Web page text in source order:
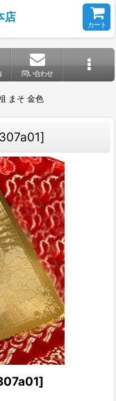
店
カート
問い合わせ
まそ 金色
]
]